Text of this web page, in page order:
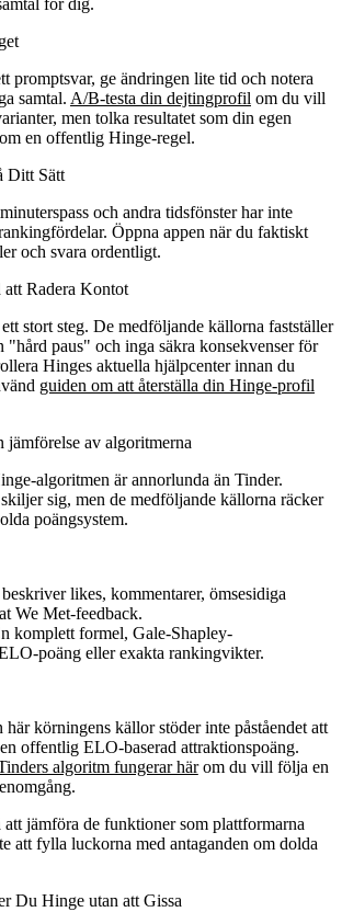
promptsvar, ge ändringen lite tid och notera
samtal. A/B-testa din dejtingprofil om du vill
men tolka resultatet som din egen
en offentlig Hinge-regel.
Ditt Sätt
och andra tidsfönster har inte
Öppna appen när du faktiskt
och svara ordentligt.
Radera Kontot
stort steg. De medföljande källorna fastställer
"hård paus" och inga säkra konsekvenser för
Hinges aktuella hjälpcenter innan du
guiden om att återställa din Hinge-profil
av algoritmerna
algoritmen är annorlunda än Tinder.
sig, men de medföljande källorna räcker
poängsystem.
likes, kommentarer, ömsesidiga
We Met-feedback.
komplett formel, Gale-Shapley-
poäng eller exakta rankingvikter.
här körningens källor stöder inte påståendet att
offentlig ELO-baserad attraktionspoäng.
algoritm fungerar härom du vill följa en
att jämföra de funktioner som plattformarna
att fylla luckorna med antaganden om dolda
Du Hinge utan att Gissa